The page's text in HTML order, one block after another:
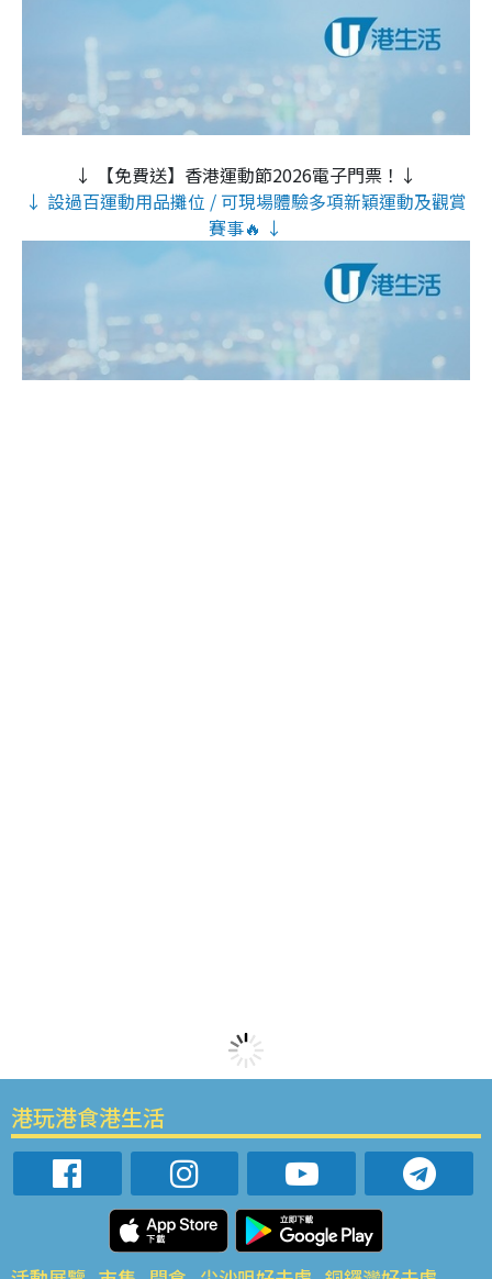
↓ 【免費送】香港運動節2026電子門票！↓
↓ 設過百運動用品攤位 / 可現場體驗多項新穎運動及觀賞
賽事🔥 ↓
港玩港食港生活